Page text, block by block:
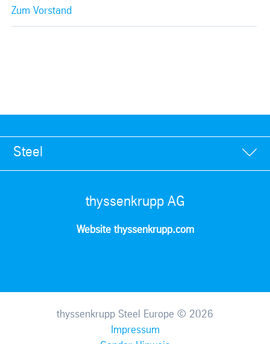
Zum Vorstand
Steel
thyssenkrupp AG
Website thyssenkrupp.com
thyssenkrupp Steel Europe © 2026
Impressum